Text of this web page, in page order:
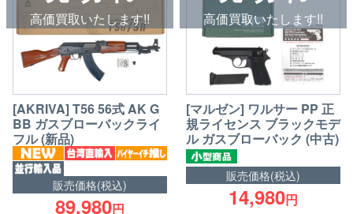
高価買取いたします!!
[AKRIVA] T56 56式 AK G
BB ガスブローバックライ
フル (新品)
販売価格(税込)
89,980円
高価買取いたします!!
[マルゼン] ワルサー PP 正
規ライセンス ブラックモデ
ル ガスブローバック (中古)
販売価格(税込)
14,980円